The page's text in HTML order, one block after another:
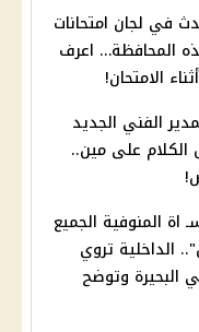
في لجان امتحانات
المحافظة… اعرف
الامتحان!
الفني الجديد
على مين..
اة المنوفية الجميع
الداخلية تروي
وتوضح